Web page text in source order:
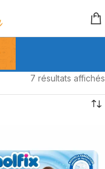
7 résultats affichés